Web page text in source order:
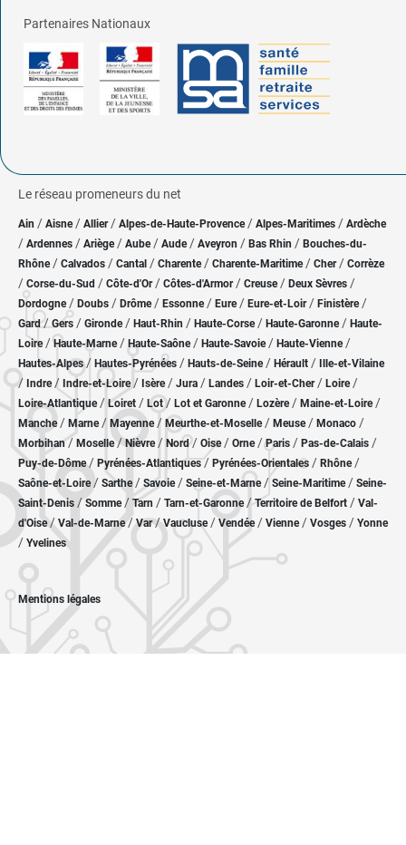
Partenaires Nationaux
Le réseau promeneurs du net
Ain / Aisne/ Allier/ Alpes-de-Haute-Provence / Alpes-Maritimes / Ardèche
/ Ardennes / Ariège/ Aube/ Aude / Aveyron / Bas Rhin / Bouches-du-
Rhône/ Calvados / Cantal / Charente / Charente-Maritime/ Cher / Corrèze
/ Corse-du-Sud / Côte-d'Or / Côtes-d'Armor/ Creuse/ Deux Sèvres /
Dordogne/ Doubs / Drôme/ Essonne / Eure/ Eure-et-Loir / Finistère/
Gard/Gers / Gironde/ Haut-Rhin / Haute-Corse/ Haute-Garonne/ Haute-
Loire/Haute-Marne/ Haute-Saône/ Haute-Savoie/ Haute-Vienne/
Hautes-Alpes/ Hautes-Pyrénées / Hauts-de-Seine/ Hérault / Ille-et-Vilaine
/ Indre/ Indre-et-Loire/ Isère/ Jura / Landes / Loir-et-Cher/ Loire/
Loire-Atlantique/ Loiret / Lot/ Lot et Garonne/ Lozère / Maine-et-Loire/
Manche/ Marne/ Mayenne/ Meurthe-et-Moselle/ Meuse/ Monaco /
Morbihan/ Moselle/ Nièvre / Nord/ Oise / Orne/Paris / Pas-de-Calais /
Puy-de-Dôme/ Pyrénées-Atlantiques / Pyrénées-Orientales / Rhône/
Saône-et-Loire/ Sarthe/ Savoie/ Seine-et-Marne/ Seine-Maritime/ Seine-
Saint-Denis /Somme/ Tarn / Tarn-et-Garonne/Territoire de Belfort / Val-
d'Oise/ Val-de-Marne/Var/Vaucluse/ Vendée/ Vienne/ Vosges / Yonne
/ Yvelines
Mentions légales